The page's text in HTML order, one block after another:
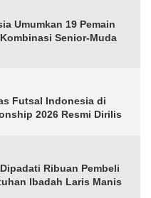
Umumkan 19 Pemain
Senior-Muda
Futsal Indonesia di
2026 Resmi Dirilis
Ribuan Pembeli
Ibadah Laris Manis